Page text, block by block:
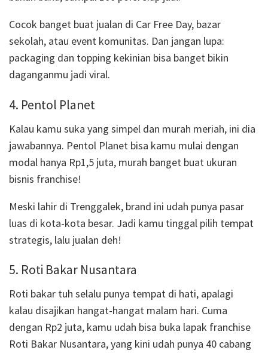
Cocok banget buat jualan di Car Free Day, bazar
sekolah, atau event komunitas. Dan jangan lupa:
packaging dan topping kekinian bisa banget bikin
daganganmu jadi viral.
4. Pentol Planet
Kalau kamu suka yang simpel dan murah meriah, ini dia
jawabannya. Pentol Planet bisa kamu mulai dengan
modal hanya Rp1,5 juta, murah banget buat ukuran
bisnis franchise!
Meski lahir di Trenggalek, brand ini udah punya pasar
luas di kota-kota besar. Jadi kamu tinggal pilih tempat
strategis, lalu jualan deh!
5. Roti Bakar Nusantara
Roti bakar tuh selalu punya tempat di hati, apalagi
kalau disajikan hangat-hangat malam hari. Cuma
dengan Rp2 juta, kamu udah bisa buka lapak franchise
Roti Bakar Nusantara, yang kini udah punya 40 cabang